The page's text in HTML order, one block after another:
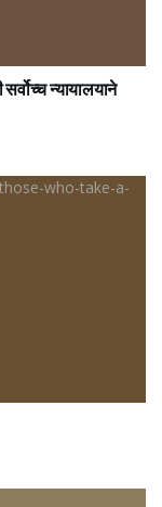
सर्वोच्च न्यायालयाने